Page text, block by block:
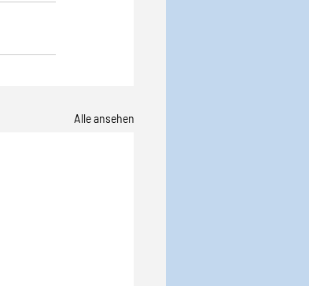
Alle ansehen